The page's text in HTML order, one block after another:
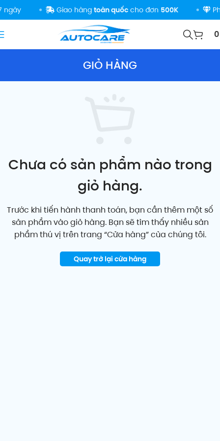
Giao hàngtoàn quốccho đơn 500K
GIỎ HÀNG
Chưa có sản phẩm nào trong
giỏ hàng.
Trước khi tiến hành thanh toán, bạn cần thêm một số
sản phẩm vào giỏ hàng. Bạn sẽ tìm thấy nhiều sản
phẩm thú vị trên trang “Cửa hàng” của chúng tôi.
Quay trở lại cửa hàng